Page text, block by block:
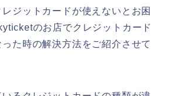
ジットカードが使えないとお困
のお店でクレジットカード
た時の解決方法をご紹介させて